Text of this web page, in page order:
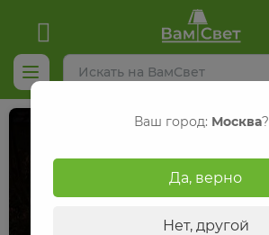
Ваш город: Москва?
Да, верно
Нет, другой